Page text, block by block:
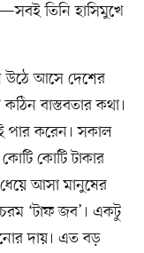
তিনি হাসিমুখে
উঠে আসে দেশের
বাস্তবতার কথা।
পার করেন। সকাল
কোটি টাকার
আসা মানুষের
‘টাফ জব’। একটু
দায়। এত বড়